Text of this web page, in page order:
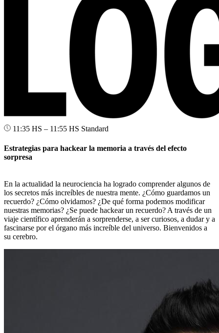
11:35 HS – 11:55 HS Standard
Estrategias para hackear la memoria a través del efecto
sorpresa
En la actualidad la neurociencia ha logrado comprender algunos de
los secretos más increíbles de nuestra mente. ¿Cómo guardamos un
recuerdo? ¿Cómo olvidamos? ¿De qué forma podemos modificar
nuestras memorias? ¿Se puede hackear un recuerdo? A través de un
viaje científico aprenderán a sorprenderse, a ser curiosos, a dudar y a
fascinarse por el órgano más increíble del universo. Bienvenidos a
su cerebro.